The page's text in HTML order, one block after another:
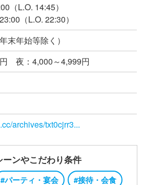
（L.O. 14:45）
（L.O. 22:30）
末年始等除く）
夜：4,000～4,999円
archives/txt0cjrr3...
ーンやこだわり条件
#パーティ・宴会
#接待・会食